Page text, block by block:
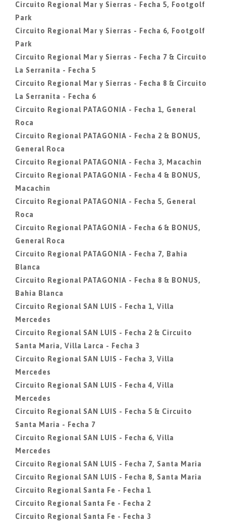
Circuito Regional Mar y Sierras - Fecha 5, Footgolf
Park
Circuito Regional Mar y Sierras - Fecha 6, Footgolf
Park
Circuito Regional Mar y Sierras - Fecha 7 & Circuito
La Serranita - Fecha 5
Circuito Regional Mar y Sierras - Fecha 8 & Circuito
La Serranita - Fecha 6
Circuito Regional PATAGONIA - Fecha 1, General
Roca
Circuito Regional PATAGONIA - Fecha 2 & BONUS,
General Roca
Circuito Regional PATAGONIA - Fecha 3, Macachin
Circuito Regional PATAGONIA - Fecha 4 & BONUS,
Macachin
Circuito Regional PATAGONIA - Fecha 5, General
Roca
Circuito Regional PATAGONIA - Fecha 6 & BONUS,
General Roca
Circuito Regional PATAGONIA - Fecha 7, Bahia
Blanca
Circuito Regional PATAGONIA - Fecha 8 & BONUS,
Bahia Blanca
Circuito Regional SAN LUIS - Fecha 1, Villa
Mercedes
Circuito Regional SAN LUIS - Fecha 2 & Circuito
Santa Maria, Villa Larca - Fecha 3
Circuito Regional SAN LUIS - Fecha 3, Villa
Mercedes
Circuito Regional SAN LUIS - Fecha 4, Villa
Mercedes
Circuito Regional SAN LUIS - Fecha 5 & Circuito
Santa Maria - Fecha 7
Circuito Regional SAN LUIS - Fecha 6, Villa
Mercedes
Circuito Regional SAN LUIS - Fecha 7, Santa Maria
Circuito Regional SAN LUIS - Fecha 8, Santa Maria
Circuito Regional Santa Fe - Fecha 1
Circuito Regional Santa Fe - Fecha 2
Circuito Regional Santa Fe - Fecha 3